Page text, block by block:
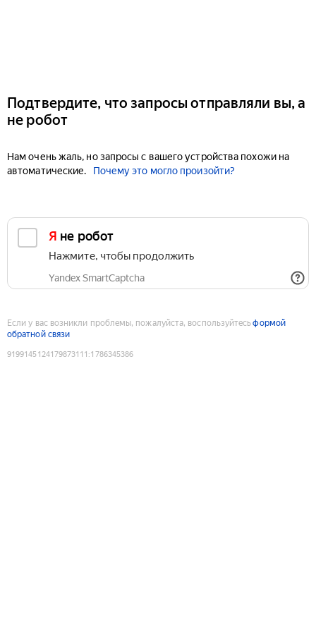
Подтвердите, что запросы отправляли вы, а
не робот
Нам очень жаль, но запросы с вашего устройства похожи на
автоматические.
Почему это могло произойти?
Я не робот
Нажмите, чтобы продолжить
Yandex SmartCaptcha
Если у вас возникли проблемы, пожалуйста, воспользуйтесьформой
обратной связи
9199145124179873111 :1786345386